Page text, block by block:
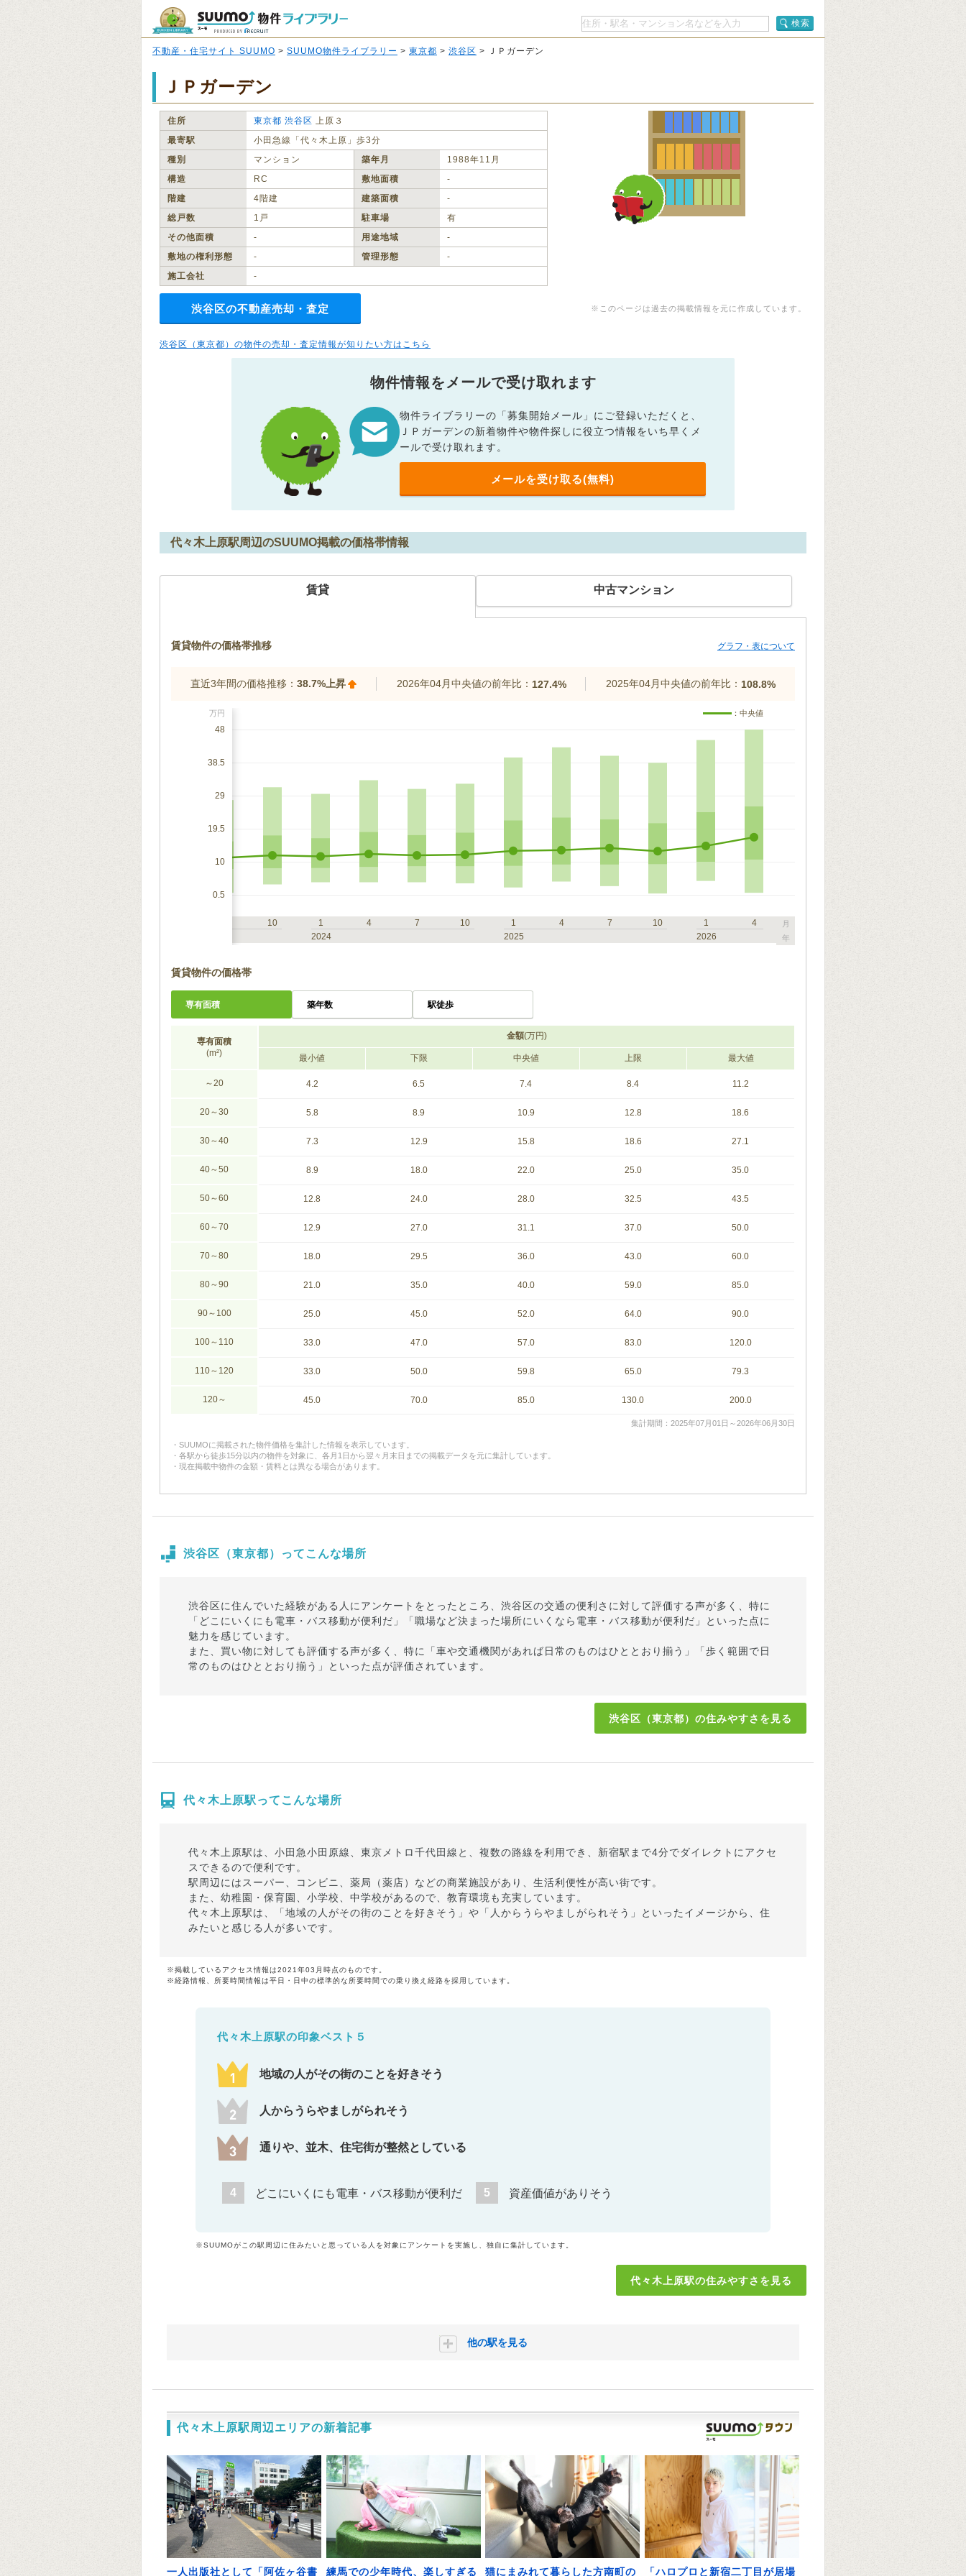
検索
不動産・住宅サイト SUUMO > SUUMO物件ライブラリー > 東京都 > 渋谷区 > ＪＰガーデン
ＪＰガーデン
住所 東京都 渋谷区 上原３
最寄駅
小田急線「代々木上原」歩3分
種別
マンション 築年月
1988年11月
構造
RC 敷地面積
‐
階建
4階建 建築面積
‐
総戸数
1戸 駐車場
有
その他面積
‐ 用途地域
‐
敷地の権利形態
‐ 管理形態
‐
施工会社
‐
※このページは過去の掲載情報を元に作成しています。
渋谷区の不動産売却・査定
渋谷区（東京都）の物件の売却・査定情報が知りたい方はこちら
物件情報をメールで受け取れます
物件ライブラリーの「募集開始メール」にご登録いただくと、
ＪＰガーデンの新着物件や物件探しに役立つ情報をいち早くメ
ールで受け取れます。
メールを受け取る(無料)
代々木上原駅周辺のSUUMO掲載の価格帯情報
賃貸 中古マンション
賃貸物件の価格帯推移 グラフ・表について
直近3年間の価格推移： 38.7%上昇 2026年04月中央値の前年比： 127.4% 2025年04月中央値の前年比： 108.8%
万円
48
38.5
29
19.5
10
0.5
：中央値
10
1 4 7
10
2024
1 4 7
10
2025
1
4
2026
月
年
賃貸物件の価格帯
専有面積 築年数 駅徒歩
専有面積
(m²)
金額(万円)
最小値 下限 中央値 上限 最大値
～20 4.2 6.5 7.4 8.4 11.2
20～30 5.8 8.9 10.9 12.8 18.6
30～40 7.3 12.9 15.8 18.6 27.1
40～50 8.9 18.0 22.0 25.0 35.0
50～60 12.8 24.0 28.0 32.5 43.5
60～70 12.9 27.0 31.1 37.0 50.0
70～80 18.0 29.5 36.0 43.0 60.0
80～90 21.0 35.0 40.0 59.0 85.0
90～100 25.0 45.0 52.0 64.0 90.0
100～110 33.0 47.0 57.0 83.0 120.0
110～120 33.0 50.0 59.8 65.0 79.3
120～ 45.0 70.0 85.0 130.0 200.0
集計期間：2025年07月01日～2026年06月30日
SUUMOに掲載された物件価格を集計した情報を表示しています。
各駅から徒歩15分以内の物件を対象に、各月1日から翌々月末日までの掲載データを元に集計しています。
現在掲載中物件の金額・賃料とは異なる場合があります。
渋谷区（東京都）ってこんな場所
渋谷区に住んでいた経験がある人にアンケートをとったところ、渋谷区の交通の便利さに対して評価する声が多く、特に
「どこにいくにも電車・バス移動が便利だ」「職場など決まった場所にいくなら電車・バス移動が便利だ」といった点に
魅力を感じています。
また、買い物に対しても評価する声が多く、特に「車や交通機関があれば日常のものはひととおり揃う」「歩く範囲で日
常のものはひととおり揃う」といった点が評価されています。
渋谷区（東京都）の住みやすさを見る
代々木上原駅ってこんな場所
代々木上原駅は、小田急小田原線、東京メトロ千代田線と、複数の路線を利用でき、新宿駅まで4分でダイレクトにアクセ
スできるので便利です。
駅周辺にはスーパー、コンビニ、薬局（薬店）などの商業施設があり、生活利便性が高い街です。
また、幼稚園・保育園、小学校、中学校があるので、教育環境も充実しています。
代々木上原駅は、「地域の人がその街のことを好きそう」や「人からうらやましがられそう」といったイメージから、住
みたいと感じる人が多いです。
※掲載しているアクセス情報は2021年03月時点のものです。
※経路情報、所要時間情報は平日・日中の標準的な所要時間での乗り換え経路を採用しています。
代々木上原駅の印象ベスト５
地域の人がその街のことを好きそう
人からうらやましがられそう
通りや、並木、住宅街が整然としている
4 どこにいくにも電車・バス移動が便利だ 5 資産価値がありそう
※SUUMOがこの駅周辺に住みたいと思っている人を対象にアンケートを実施し、独自に集計しています。
代々木上原駅の住みやすさを見る
他の駅を見る
代々木上原駅周辺エリアの新着記事
一人出版社として「阿佐ヶ谷書 練馬での少年時代、楽しすぎる 猫にまみれて暮らした方南町の 「ハロプロと新宿二丁目が居場